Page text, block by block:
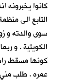
التابع الى
سوى والدته و
الكويتية . و
كونها مسقط
عمره . طلب